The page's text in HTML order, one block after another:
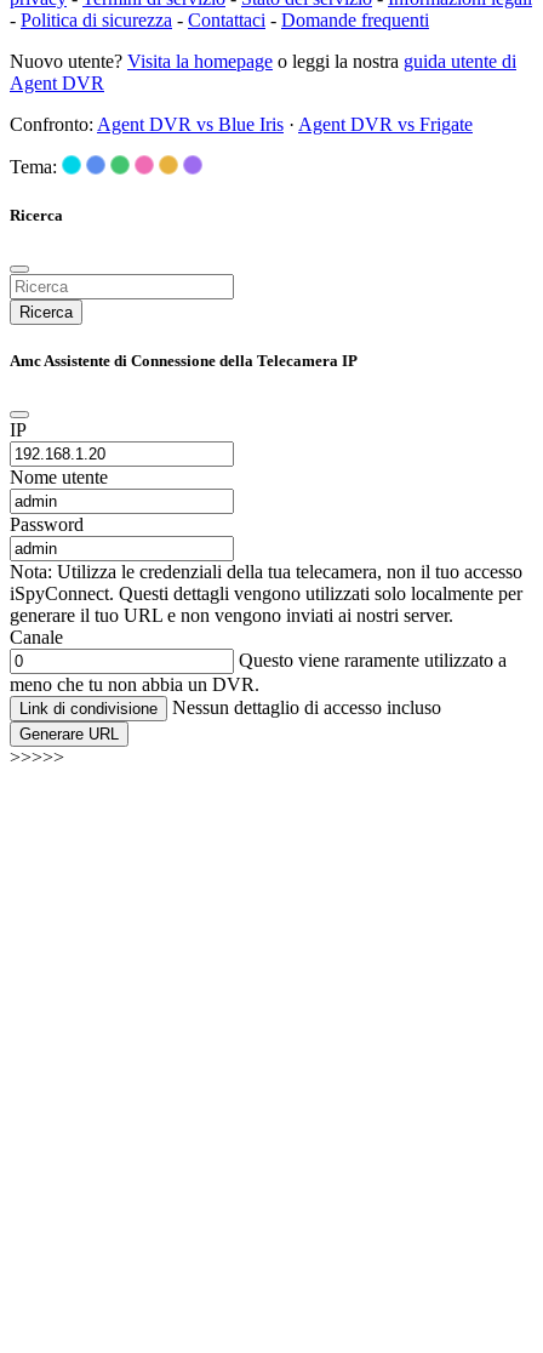
- Politica di sicurezza - Contattaci - Domande frequenti
Nuovo utente? Visita la homepage o leggi la nostra guida utente di
Agent DVR
Confronto: Agent DVR vs Blue Iris · Agent DVR vs Frigate
Tema:
Ricerca
Ricerca
Amc Assistente di Connessione della Telecamera IP
IP
Nome utente
Password
Nota: Utilizza le credenziali della tua telecamera, non il tuo accesso
iSpyConnect. Questi dettagli vengono utilizzati solo localmente per
generare il tuo URL e non vengono inviati ai nostri server.
Canale
Questo viene raramente utilizzato a
meno che tu non abbia un DVR.
Link di condivisione Nessun dettaglio di accesso incluso
Generare URL
>>>>>